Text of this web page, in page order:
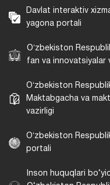
Davlat interaktiv
yagona portali
Oʻzbekiston
fan va innovatsiyalar
Oʻzbekiston
Maktabgacha va
vazirligi
Oʻzbekiston
portali
Inson huquqlari